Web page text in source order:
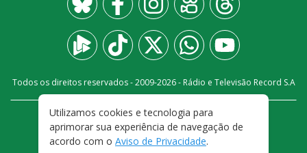
Todos os direitos reservados - 2009-2026- Rádio e Televisão Record S.A
FALE CONOSCO
PRIVACIDADE
TERMOS E CONDIÇÕES DE USO
Utilizamos cookies e tecnologia para
aprimorar sua experiência de navegação de
acordo com o Aviso de Privacidade.